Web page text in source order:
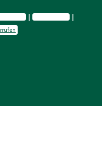
Nachhaltig­keit